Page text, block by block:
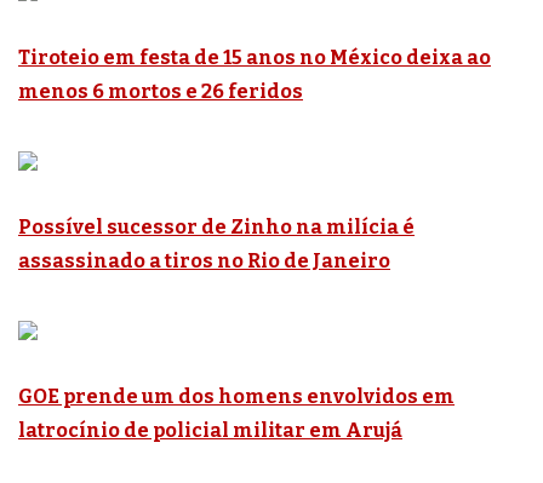
Tiroteio em festa de 15 anos no México deixa ao
menos 6 mortos e 26 feridos
Possível sucessor de Zinho na milícia é
assassinado a tiros no Rio de Janeiro
GOE prende um dos homens envolvidos em
latrocínio de policial militar em Arujá